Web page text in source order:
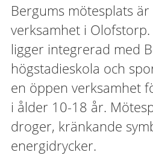
Bergums mötesplats
verksamhet i
ligger integrerad med
högstadieskola och
en öppen verksamhet
i ålder 10-18 år.
droger, kränkande
energidrycker.